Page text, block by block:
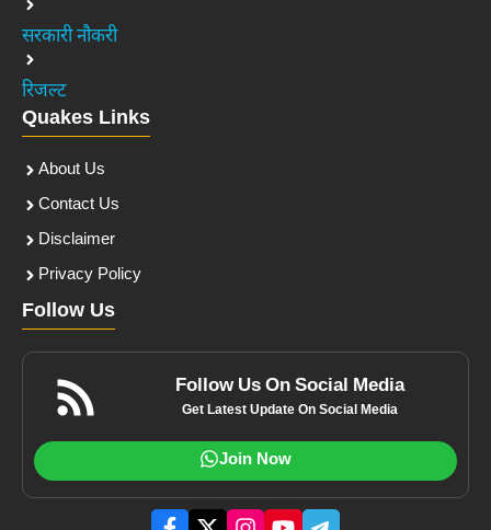
सरकारी नौकरी
रिजल्ट
Quakes Links
About Us
Contact Us
Disclaimer
Privacy Policy
Follow Us
Follow Us On Social Media
Get Latest Update On Social Media
Join Now